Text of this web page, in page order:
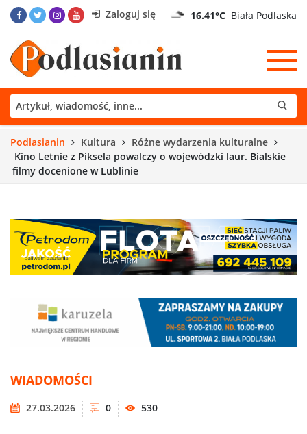
Zaloguj się 16.41°C Biała Podlaska
Podlasianin Kultura
Różne wydarzenia kulturalne
Kino Letnie z Piksela powalczy o wojewódzki laur. Bialskie
filmy docenione w Lublinie
WIADOMOŚCI
27.03.2026 0 530